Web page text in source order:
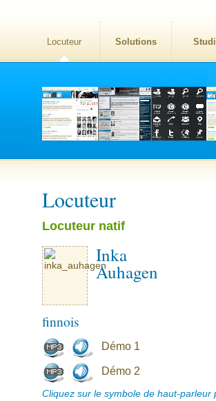
Locuteur Solutions
Locuteur
Locuteur natif
Inka
Auhagen
finnois
Démo 1
Démo 2
Cliquez sur le symbole de haut-parleur